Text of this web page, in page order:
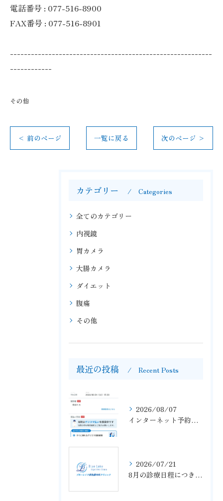
電話番号 : 077-516-8900
FAX番号 : 077-516-8901
----------------------------------------------------------
------------
その他
< 前のページ 一覧に戻る 次のページ >
カテゴリー Categories
全てのカテゴリー
内視鏡
胃カメラ
大腸カメラ
ダイエット
腹痛
その他
最近の投稿 Recent Posts
2026/08/07
インターネット予約が完了しておらず、予約がお取りできていない事例がありましたので、ご注意ください
2026/07/21
8月の診療日程につきまして